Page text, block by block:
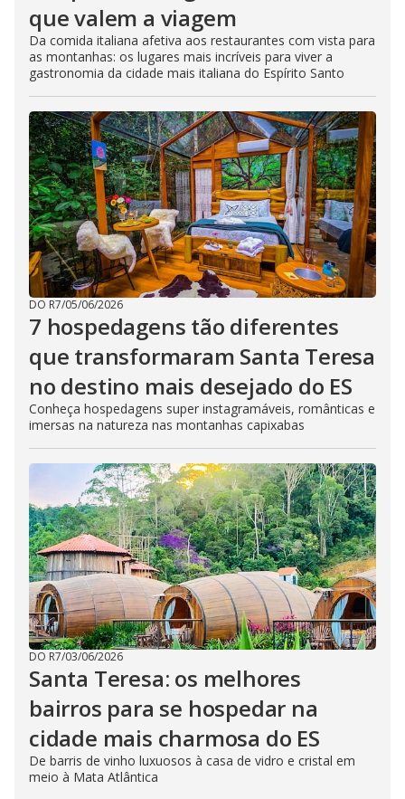
que valem a viagem
Da comida italiana afetiva aos restaurantes com vista para
as montanhas: os lugares mais incríveis para viver a
gastronomia da cidade mais italiana do Espírito Santo
DO R7/05/06/2026
7 hospedagens tão diferentes
que transformaram Santa Teresa
no destino mais desejado do ES
Conheça hospedagens super instagramáveis, românticas e
imersas na natureza nas montanhas capixabas
DO R7/03/06/2026
Santa Teresa: os melhores
bairros para se hospedar na
cidade mais charmosa do ES
De barris de vinho luxuosos à casa de vidro e cristal em
meio à Mata Atlântica